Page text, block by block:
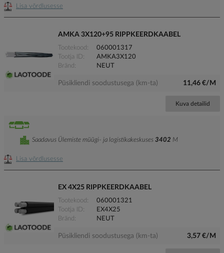
Lisa võrdlusesse
AMKA 3X120+95 RIPPKEERDKAABEL
Tootekood
060001317
Tootja ID
AMKA3X120
Bränd
NEUT
Püsikliendi soodustusega (km-ta) 11,46 €/M
Kuva detailid
Lisa võrdlusesse
Saadavus Ülemiste müügi- ja logistikakeskuses 3402 M
EX 4X25 RIPPKEERDKAABEL
Tootekood
060001321
Tootja ID
EX4X25
Bränd
NEUT
Püsikliendi soodustusega (km-ta) 3,57 €/M